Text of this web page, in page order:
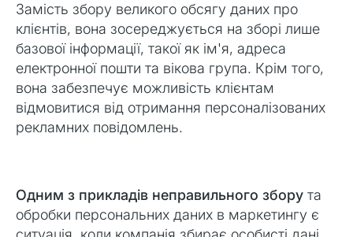
Замість збору великого обсягу даних про
клієнтів, вона зосереджується на зборі лише
базової інформації, такої як ім'я, адреса
електронної пошти та вікова група. Крім того,
вона забезпечує можливість клієнтам
відмовитися від отримання персоналізованих
рекламних повідомлень.
Одним з прикладів неправильного збору та
обробки персональних даних в маркетингу є